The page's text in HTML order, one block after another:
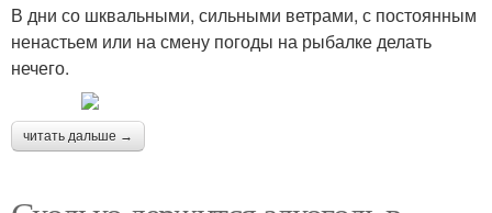
В дни со шквальными, сильными ветрами, с постоянным
ненастьем или на смену погоды на рыбалке делать
нечего.
читать дальше →